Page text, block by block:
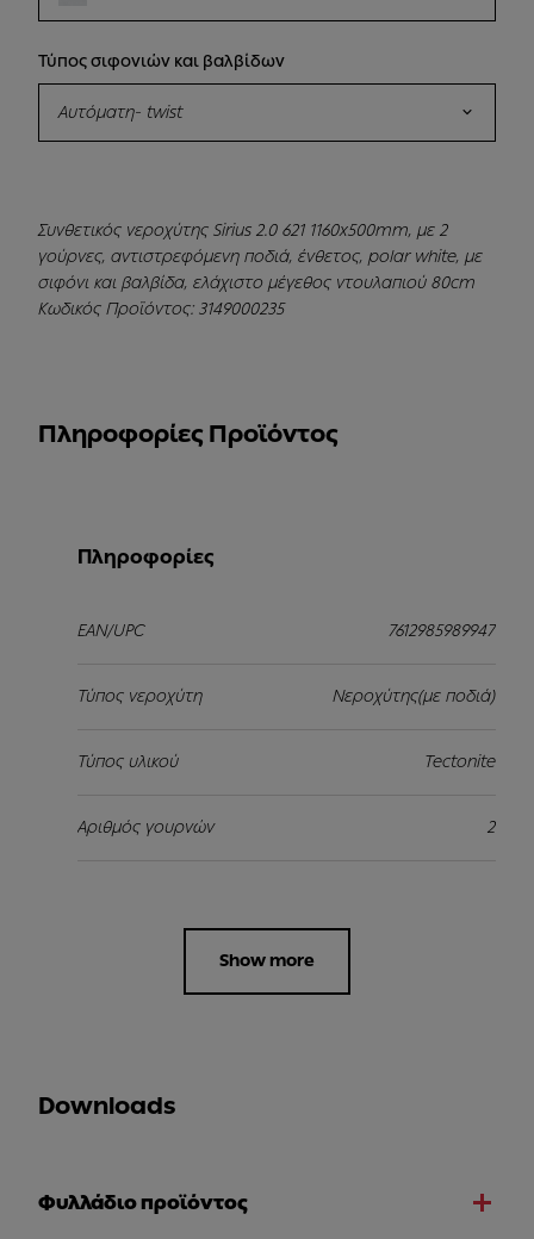
Τύπος σιφονιών και βαλβίδων
Αυτόματη- twist
Συνθετικός νεροχύτης Sirius 2.0 621 1160x500mm, με 2
γούρνες, αντιστρεφόμενη ποδιά, ένθετος, polar white, με
σιφόνι και βαλβίδα, ελάχιστο μέγεθος ντουλαπιού 80cm
Κωδικός Προϊόντος: 3149000235
Πληροφορίες Προϊόντος
Πληροφορίες
EAN/UPC 7612985989947
Τύπος νεροχύτη Νεροχύτης(με ποδιά)
Τύπος υλικού Tectonite
Αριθμός γουρνών 2
Show more
Downloads
Φυλλάδιο προϊόντος